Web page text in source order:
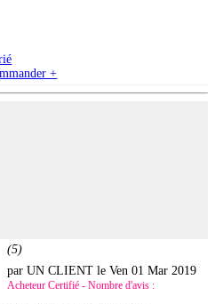
+
(5)
par UN CLIENT leVen 01 Mar 2019
Acheteur Certifié - Nombre d'avis :